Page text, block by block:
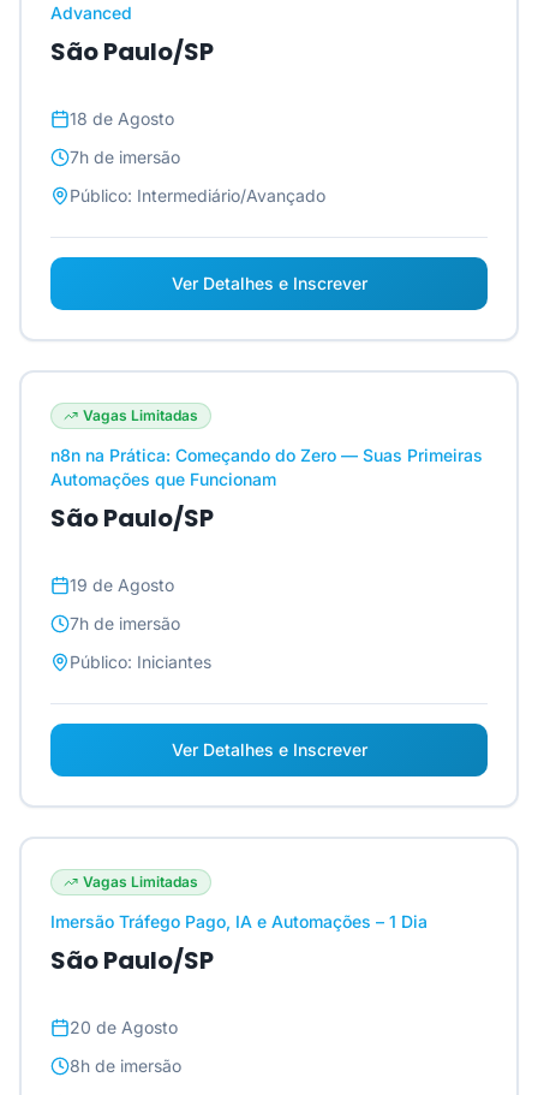
Advanced
São Paulo/SP
18 de Agosto
7h de imersão
Público: Intermediário/Avançado
Ver Detalhes e Inscrever
Vagas Limitadas
n8n na Prática: Começando do Zero — Suas Primeiras
Automações que Funcionam
São Paulo/SP
19 de Agosto
7h de imersão
Público: Iniciantes
Ver Detalhes e Inscrever
Vagas Limitadas
Imersão Tráfego Pago, IA e Automações – 1 Dia
São Paulo/SP
20 de Agosto
8h de imersão